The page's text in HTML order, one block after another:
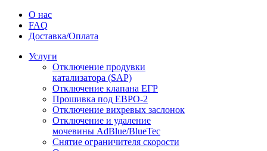
О нас
FAQ
Доставка/Оплата
Услуги
Отключение продувки
катализатора (SAP)
Отключение клапана ЕГР
Прошивка под ЕВРО-2
Отключение вихревых заслонок
Отключение и удаление
мочевины AdBlue/BlueTec
Снятие ограничителя скорости